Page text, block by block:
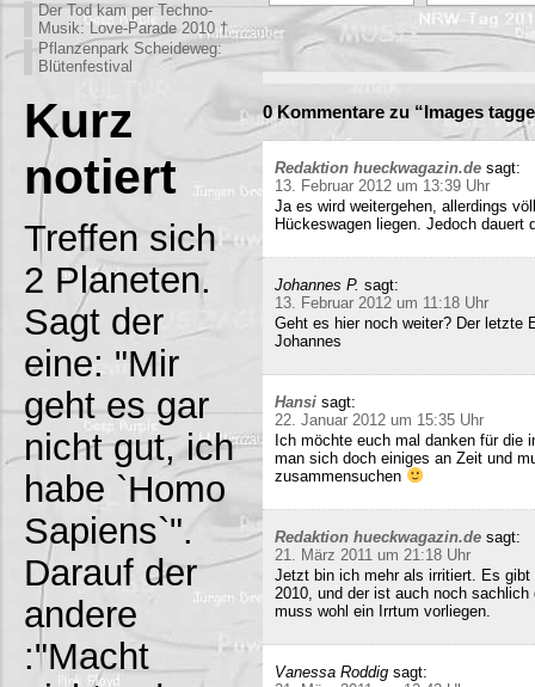
Der Tod kam per Techno-
Musik: Love-Parade 2010 †
Pflanzenpark Scheideweg:
Blütenfestival
Kurz
notiert
Treffen sich
2 Planeten.
Sagt der
eine: "Mir
geht es gar
nicht gut, ich
habe `Homo
Sapiens`".
Darauf der
andere
:"Macht
0 Kommentare zu “Images
Redaktion hueckwagazin.de sagt:
13. Februar 2012 um 13:39 Uhr
Ja es wird weitergehen, allerdings
Hückeswagen liegen. Jedoch
Johannes P. sagt:
13. Februar 2012 um 11:18 Uhr
Geht es hier noch weiter? Der letzte
Johannes
Hansi sagt:
22. Januar 2012 um 15:35 Uhr
Ich möchte euch mal danken für die
man sich doch einiges an Zeit und
zusammensuchen
Redaktion hueckwagazin.de sagt:
21. März 2011 um 21:18 Uhr
Jetzt bin ich mehr als irritiert. Es gibt
2010, und der ist auch noch
muss wohl ein Irrtum vorliegen.
Vanessa Roddig sagt: